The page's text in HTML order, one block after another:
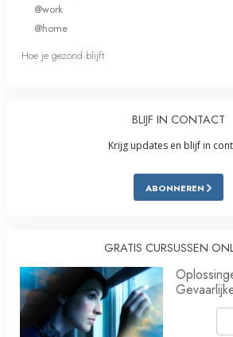
@work
@home
Hoe je gezond blijft
BLIJF IN CONTACT
Krijg updates en blijf in
ABONNEREN
GRATIS CURSUSSEN